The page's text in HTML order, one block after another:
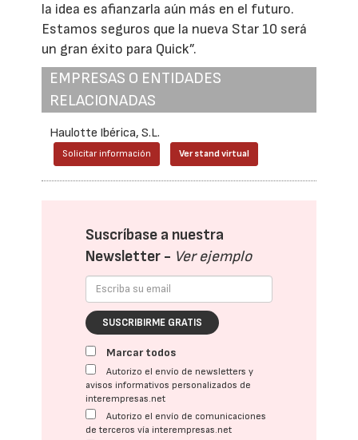
la idea es afianzarla aún más en el futuro.
Estamos seguros que la nueva Star 10 será
un gran éxito para Quick”.
EMPRESAS O ENTIDADES
RELACIONADAS
Haulotte Ibérica, S.L.
Solicitar información Ver stand virtual
Suscríbase a nuestra
Newsletter - Ver ejemplo
SUSCRIBIRME GRATIS
Marcar todos
Autorizo el envío de newsletters y
avisos informativos personalizados de
interempresas.net
Autorizo el envío de comunicaciones
de terceros vía interempresas.net